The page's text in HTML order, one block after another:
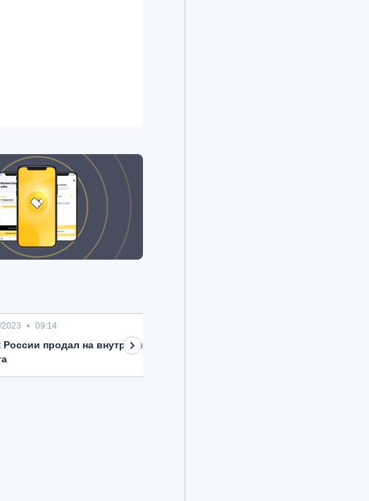
09:14
России продал на внутреннем рынке валюту на 8,9 млрд рублей с